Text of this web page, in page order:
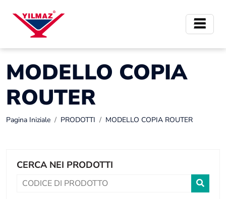
MODELLO COPIA
ROUTER
Pagina Iniziale PRODOTTI MODELLO COPIA ROUTER
CERCA NEI PRODOTTI